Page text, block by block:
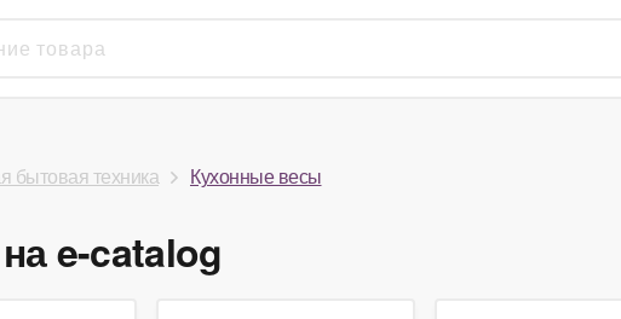
бытовая техника Кухонные весы
e-catalog